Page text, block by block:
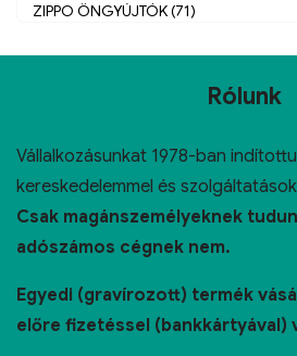
ZIPPO ÖNGYÚJTÓK (71)
Rólunk
Vállalkozásunkat 1978-ban
kereskedelemmel és
Csak magánszemélyeknek
adószámos cégnek nem.
Egyedi (gravírozott) termék
előre fizetéssel (bankkártyával)